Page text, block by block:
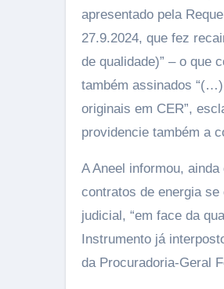
apresentado pela
27.9.2024, que fez
de qualidade)” – o que
também assinados
originais em CER”,
providencie também a
A Aneel informou,
contratos de energia
judicial, “em face da
Instrumento já
da Procuradoria-Geral